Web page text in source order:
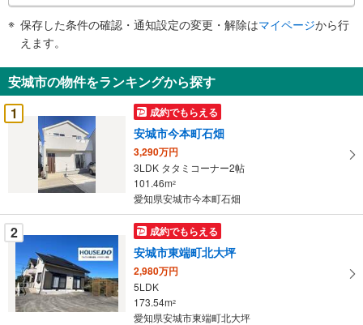
知
を
受
け
件
を
マ
イ
ペ
ー
保存した条件の確認・通知設定の変更・解除はマイページから行
えます。
安城市の物件をランキングから探す
1
成約でもらえる
安城市今本町石畑
3,290万円
3LDK タタミコーナー2帖
101.46m2
愛知県安城市今本町石畑
2 成約でもらえる
安城市東端町北大坪
2,980万円
5LDK
173.54m2
愛知県安城市東端町北大坪